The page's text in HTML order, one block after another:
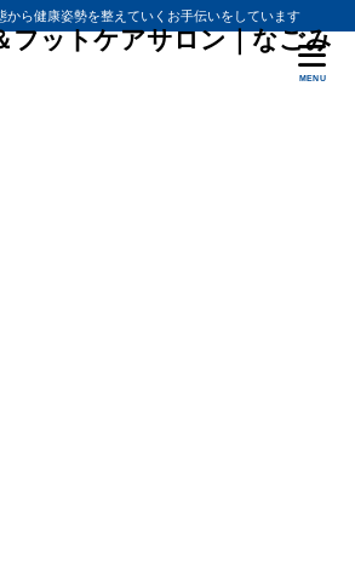
から健康姿勢を整えていくお手伝いをしています
フットケアサロン｜なごみ
MENU